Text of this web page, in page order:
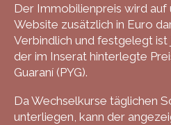
Der Immobilienpreis wird auf
Website zusätzlich in Euro
Verbindlich und festgelegt ist
der im Inserat hinterlegte
Guaraní (PYG).
Da Wechselkurse täglichen
unterliegen, kann der